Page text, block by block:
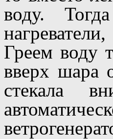
воду.
Греем воду
вверх шара
стекала